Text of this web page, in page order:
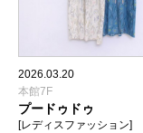
2026.03.20
本館7F
プードゥドゥ
[レディスファッション]